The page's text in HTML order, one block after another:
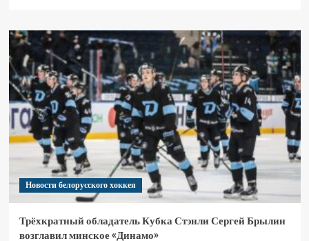
Новости белорусского хоккея
Трёхкратный обладатель Кубка Стэнли Сергей Брылин
возглавил минское «Динамо»